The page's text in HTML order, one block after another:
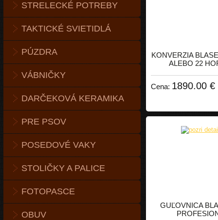
STRELECKÉ POTREBY
TAKTICKÉ SVIETIDLÁ
PÚZDRA
VÁBNIČKY
DARČEKOVÁ KERAMIKA
PRE PSOV
POSEDOVÉ VAKY
STOLIČKY A PALICE
FOTOPASCE
OBUV
KONVERZIA
ALEBO 22
Cena: 1890.00 €
GUĽOVNICA